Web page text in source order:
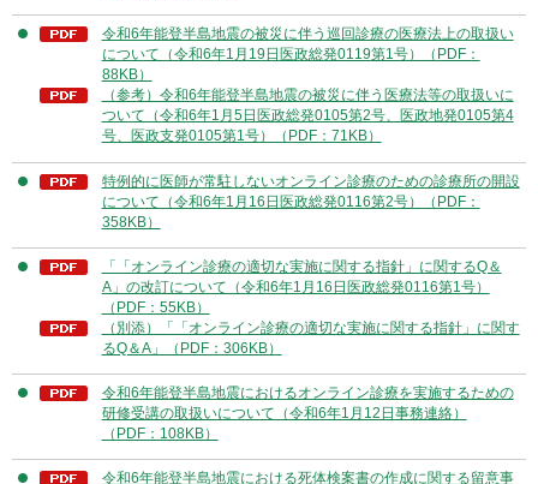
令和6年能登半島地震の被災に伴う巡回診療の医療法上の取扱い
について（令和6年1月19日医政総発0119第1号）（PDF：
88KB）
（参考）令和6年能登半島地震の被災に伴う医療法等の取扱いに
ついて（令和6年1月5日医政総発0105第2号、医政地発0105第4
号、医政支発0105第1号）（PDF：71KB）
特例的に医師が常駐しないオンライン診療のための診療所の開設
について（令和6年1月16日医政総発0116第2号）（PDF：
358KB）
「「オンライン診療の適切な実施に関する指針」に関するQ＆
A」の改訂について（令和6年1月16日医政総発0116第1号）
（PDF：55KB）
（別添）「「オンライン診療の適切な実施に関する指針」に関す
るQ＆A」（PDF：306KB）
令和6年能登半島地震におけるオンライン診療を実施するための
研修受講の取扱いについて（令和6年1月12日事務連絡）
（PDF：108KB）
令和6年能登半島地震における死体検案書の作成に関する留意事